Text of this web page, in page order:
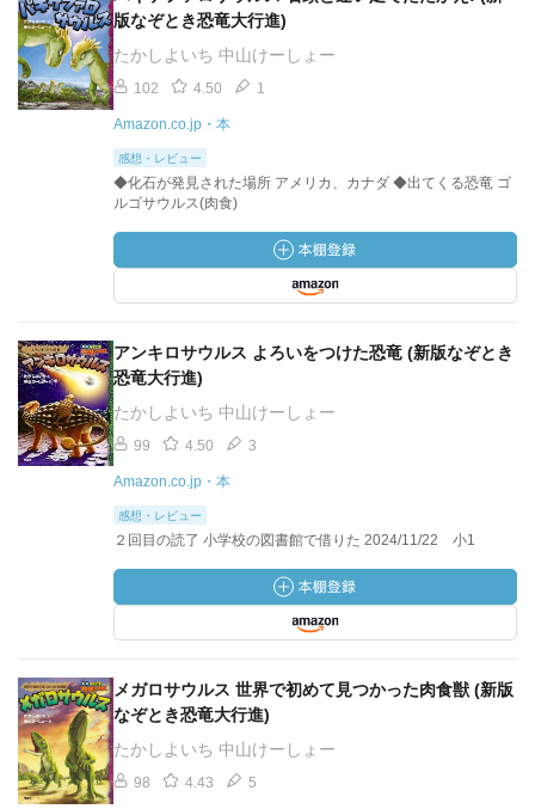
版なぞとき恐竜大行進)
たかしよいち 中山けーしょー
102 4.50 1
Amazon.co.jp・本
感想・レビュー
◆化石が発見された場所 アメリカ、カナダ ◆出てくる恐竜 ゴ
ルゴサウルス(肉食)
アンキロサウルス よろいをつけた恐竜 (新版なぞとき
恐竜大行進)
たかしよいち 中山けーしょー
99 4.50 3
Amazon.co.jp・本
感想・レビュー
２回目の読了 小学校の図書館で借りた 2024/11/22 小1
メガロサウルス 世界で初めて見つかった肉食獣 (新版
なぞとき恐竜大行進)
たかしよいち 中山けーしょー
98 4.43 5